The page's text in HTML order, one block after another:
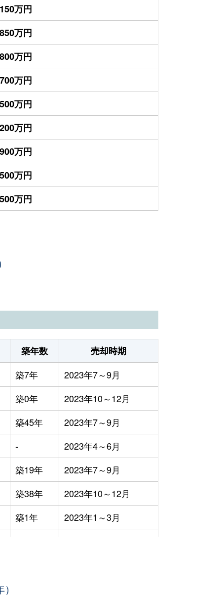
万円
万円
万円
万円
万円
万円
万円
万円
万円
築年数
売却時期
築7年
2023年7～9月
築0年
2023年10～12月
築45年
2023年7～9月
-
2023年4～6月
築19年
2023年7～9月
築38年
2023年10～12月
築1年
2023年1～3月